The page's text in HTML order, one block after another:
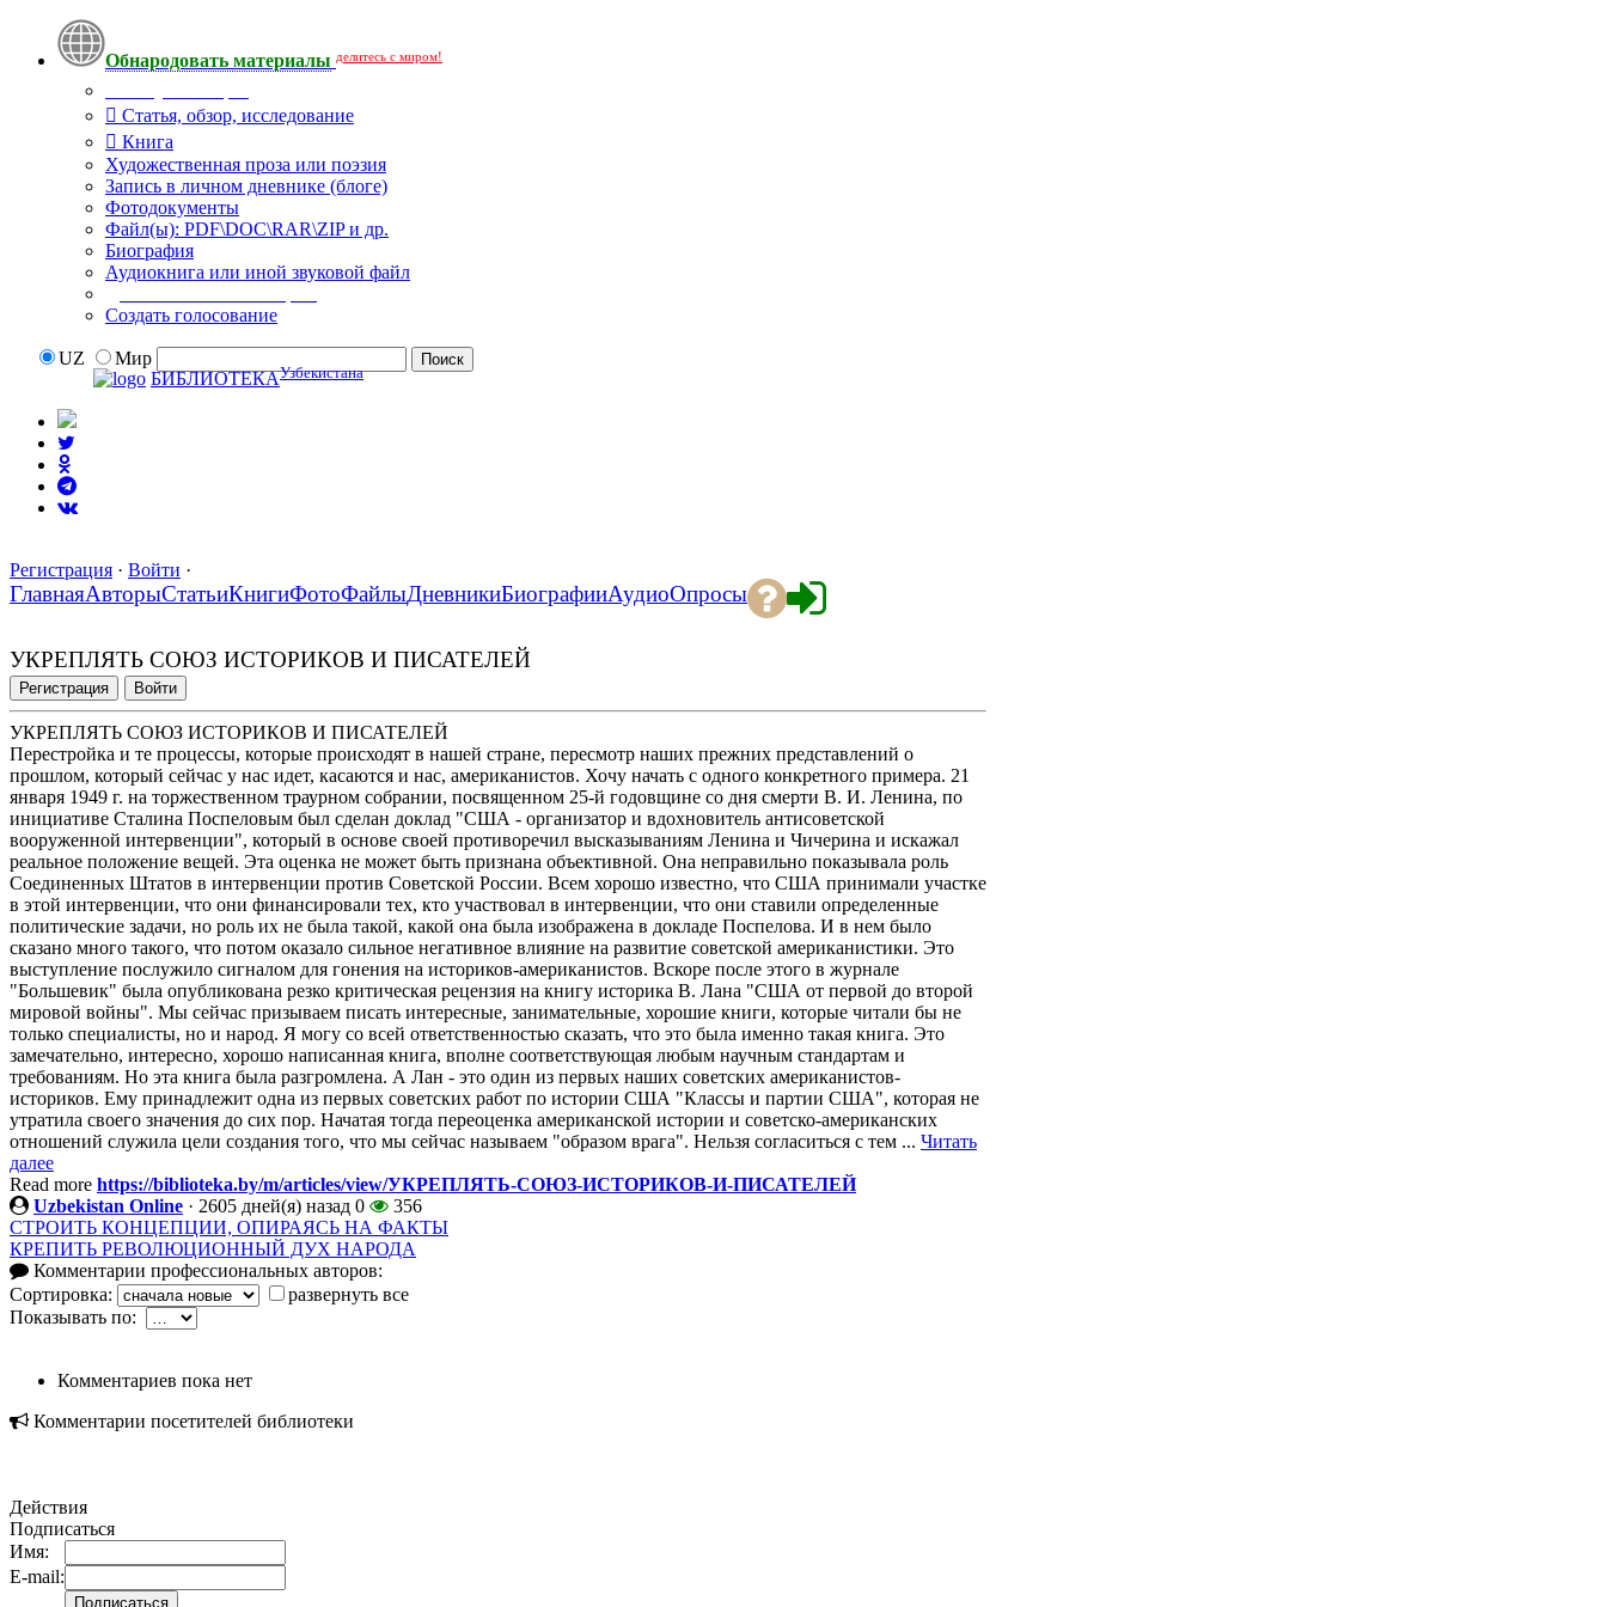
Обнародовать материалы делитесь с миром!
Статья, обзор, исследование
Книга
Художественная проза или поэзия
Запись в личном дневнике (блоге)
Фотодокументы
Файл(ы): PDF\DOC\RAR\ZIP и др.
Биография
Аудиокнига или иной звуковой файл
Создать голосование
UZ
Мир
БИБЛИОТЕКАУзбекистана
Регистрация · Войти ·
ГлавнаяАвторыСтатьиКнигиФотоФайлыДневникиБиографииАудиоОпросы
УКРЕПЛЯТЬ СОЮЗ ИСТОРИКОВ И ПИСАТЕЛЕЙ
Регистрация Войти
УКРЕПЛЯТЬ СОЮЗ ИСТОРИКОВ И ПИСАТЕЛЕЙ
Перестройка и те процессы, которые происходят в нашей стране, пересмотр наших прежних представлений о
прошлом, который сейчас у нас идет, касаются и нас, американистов. Хочу начать с одного конкретного примера. 21
января 1949 г. на торжественном траурном собрании, посвященном 25-й годовщине со дня смерти В. И. Ленина, по
инициативе Сталина Поспеловым был сделан доклад "США - организатор и вдохновитель антисоветской
вооруженной интервенции", который в основе своей противоречил высказываниям Ленина и Чичерина и искажал
реальное положение вещей. Эта оценка не может быть признана объективной. Она неправильно показывала роль
Соединенных Штатов в интервенции против Советской России. Всем хорошо известно, что США принимали участке
в этой интервенции, что они финансировали тех, кто участвовал в интервенции, что они ставили определенные
политические задачи, но роль их не была такой, какой она была изображена в докладе Поспелова. И в нем было
сказано много такого, что потом оказало сильное негативное влияние на развитие советской американистики. Это
выступление послужило сигналом для гонения на историков-американистов. Вскоре после этого в журнале
"Большевик" была опубликована резко критическая рецензия на книгу историка В. Лана "США от первой до второй
мировой войны". Мы сейчас призываем писать интересные, занимательные, хорошие книги, которые читали бы не
только специалисты, но и народ. Я могу со всей ответственностью сказать, что это была именно такая книга. Это
замечательно, интересно, хорошо написанная книга, вполне соответствующая любым научным стандартам и
требованиям. Но эта книга была разгромлена. А Лан - это один из первых наших советских американистов-
историков. Ему принадлежит одна из первых советских работ по истории США "Классы и партии США", которая не
утратила своего значения до сих пор. Начатая тогда переоценка американской истории и советско-американских
отношений служила цели создания того, что мы сейчас называем "образом врага". Нельзя согласиться с тем ... Читать
далее
Read more https://biblioteka.by/m/articles/view/УКРЕПЛЯТЬ-СОЮЗ-ИСТОРИКОВ-И-ПИСАТЕЛЕЙ
Uzbekistan Online · 2605 дней(я) назад 0
356
СТРОИТЬ КОНЦЕПЦИИ, ОПИРАЯСЬ НА ФАКТЫ
КРЕПИТЬ РЕВОЛЮЦИОННЫЙ ДУХ НАРОДА
Комментарии профессиональных авторов:
Сортировка:
развернуть все
Показывать по:
Комментариев пока нет
Комментарии посетителей библиотеки
Действия
Подписаться
Имя:
E-mail: